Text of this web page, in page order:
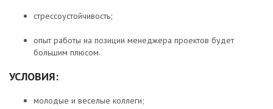
стрессоустойчивость;
опыт работы на позиции менеджера проектов будет
большим плюсом.
УСЛОВИЯ:
молодые и веселые коллеги;